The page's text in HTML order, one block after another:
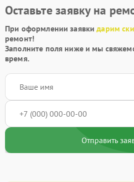
Оставьте заявку на
При оформлении заявкидарим
ремонт!
Заполните поля ниже и мы
время.
Отправить